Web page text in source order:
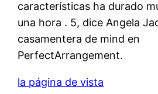
características ha durado
una hora . 5, dice Angela
casamentera de mind en
PerfectArrangement.
la página de vista